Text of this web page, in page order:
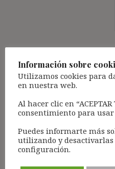
Deja una respuesta
Tu dirección de correo
Comentario*
Información sobre
Utilizamos cookies para
en nuestra web.
Al hacer clic en
consentimiento para usar
Puedes informarte más
utilizando y
configuración.